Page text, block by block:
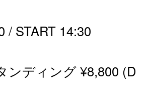
/ START 14:30
ンディング ¥8,800 (D